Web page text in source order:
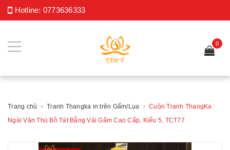
Hotline: 0773636333
0
Trang chủ Tranh Thangka in trên Gấm/Lụa Cuộn Tranh ThangKa
Ngài Văn Thù Bồ Tát Bằng Vải Gấm Cao Cấp, Kiểu 5, TCT77